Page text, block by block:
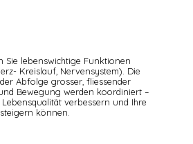
Sie lebenswichtige Funktionen
Kreislauf, Nervensystem). Die
Abfolge grosser, fliessender
Bewegung werden koordiniert –
Lebensqualität verbessern und Ihre
können.